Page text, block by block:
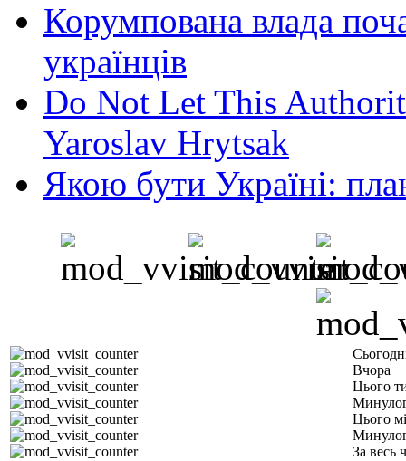
Корумпована влада
українців
Do Not Let This
Yaroslav Hrytsak
Якою бути Україні:
Вчора
Цього
Цього
За весь